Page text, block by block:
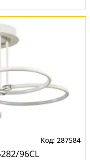
287584
96CL